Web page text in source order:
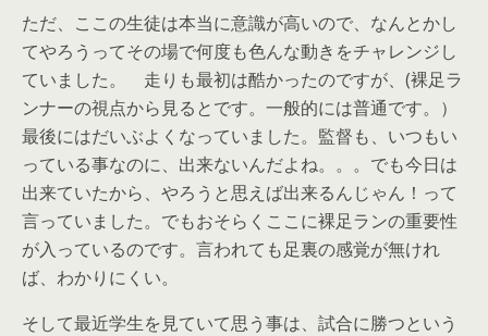
ただ、ここの生徒は本当に意識が高いので、なんとかし
てやろうってその場で何度も色んな動きをチャレンジし
ていました。 走りも最初は酷かったのですが、(裸足ラ
ンナーの視点から見るとです。一般的には普通です。）
最後にはだいぶよくなっていました。監督も、いつもい
っている事なのに、出来ないんだよね。。。でも今日は
出来ていたから、やろうと思えば出来るんじゃん！って
言っていました。でもおそらくここに裸足ランの重要性
が入っているのです。言われても足裏の感覚が無けれ
ば、わかりにくい。
そして最近学生を見ていて思う事は、試合に勝つという